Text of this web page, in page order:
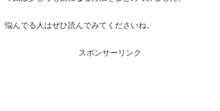
悩んでる人はぜひ読んでみてくださいね。
スポンサーリンク